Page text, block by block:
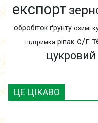
ЦЕ ЦІКАВО
експорт
обробіток ґрунту озимі
підтримка ріпак с/г
цукровий